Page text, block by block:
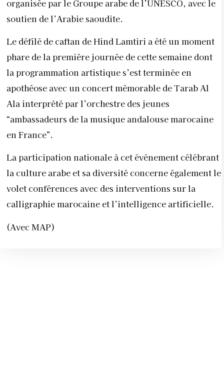
organisée par le Groupe arabe de l’UNESCO, avec le
soutien de l’Arabie saoudite.
Le défilé de caftan de Hind Lamtiri a été un moment
phare de la première journée de cette semaine dont
la programmation artistique s’est terminée en
apothéose avec un concert mémorable de Tarab Al
Ala interprété par l’orchestre des jeunes
“ambassadeurs de la musique andalouse marocaine
en France”.
La participation nationale à cet événement célébrant
la culture arabe et sa diversité concerne également le
volet conférences avec des interventions sur la
calligraphie marocaine et l’intelligence artificielle.
(Avec MAP)